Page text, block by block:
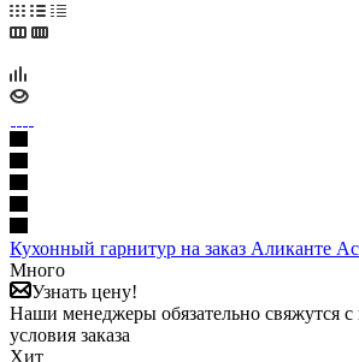
Кухонный гарнитур на заказ Аликанте
Много
Узнать цену!
Наши менеджеры обязательно свяжутся с
условия заказа
Хит